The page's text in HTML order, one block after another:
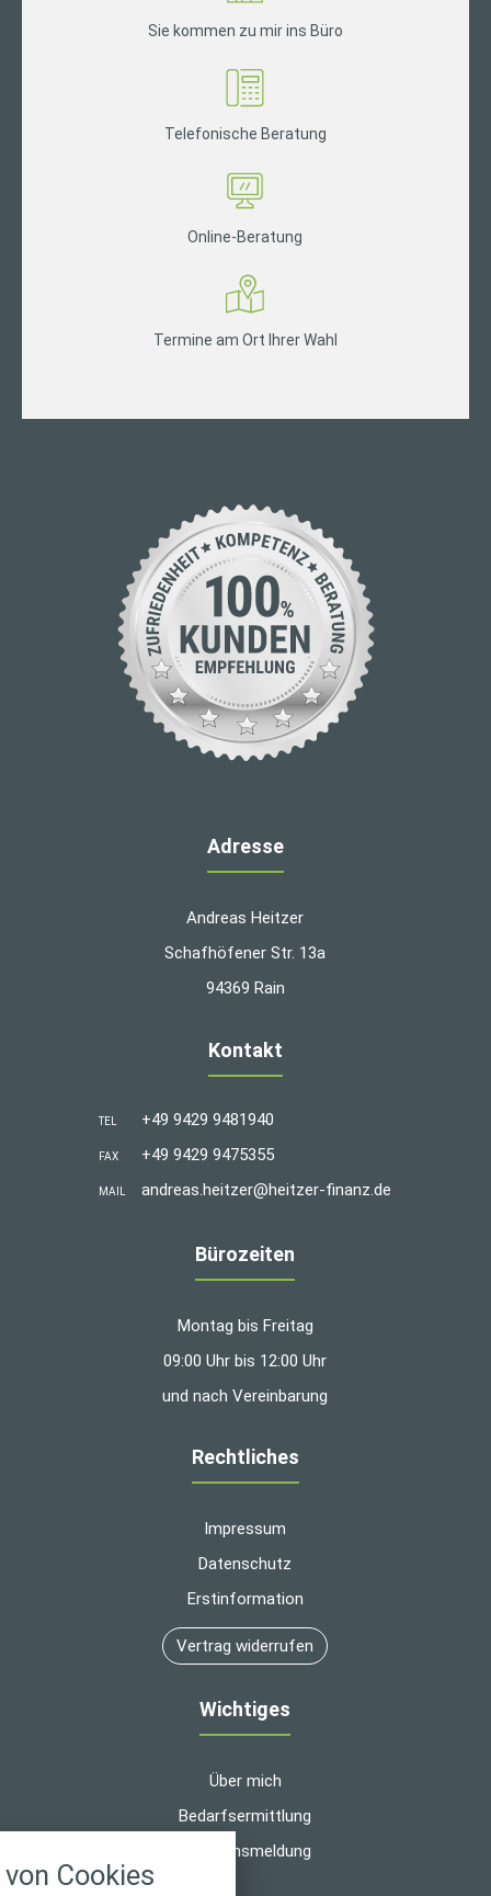
Sie kommen zu mir ins Büro
Telefonische Beratung
Online-Beratung
Termine am Ort Ihrer Wahl
Adresse
Andreas Heitzer
Schafhöfener Str. 13a
94369 Rain
Kontakt
TEL +49 9429 9481940
FAX +49 9429 9475355
MAIL andreas.heitzer@heitzer-finanz.de
Bürozeiten
Montag bis Freitag
09:00 Uhr bis 12:00 Uhr
und nach Vereinbarung
Rechtliches
Impressum
Datenschutz
Erstinformation
Vertrag widerrufen
Wichtiges
Über mich
Bedarfsermittlung
Schadensmeldung
Cookies
alle verwendeten Cookies und